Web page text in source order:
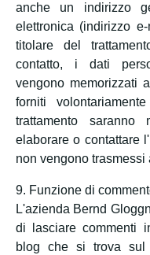
anche un indirizzo
elettronica (indirizzo
titolare del
contatto, i dati
vengono memorizzati
forniti
trattamento
elaborare o contattare
non vengono trasmessi
9. Funzione di
L'azienda Bernd
di lasciare commenti
blog che si trova sul